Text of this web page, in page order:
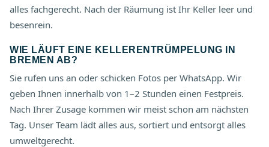
alles fachgerecht. Nach der Räumung ist Ihr Keller leer und
besenrein.
WIE LÄUFT EINE KELLERENTRÜMPELUNG IN
BREMEN AB?
Sie rufen uns an oder schicken Fotos per WhatsApp. Wir
geben Ihnen innerhalb von 1–2 Stunden einen Festpreis.
Nach Ihrer Zusage kommen wir meist schon am nächsten
Tag. Unser Team lädt alles aus, sortiert und entsorgt alles
umweltgerecht.